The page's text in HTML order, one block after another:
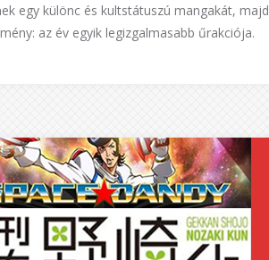
egy különc és kultstátuszú mangakát, majd
az év egyik legizgalmasabb űrakciója.